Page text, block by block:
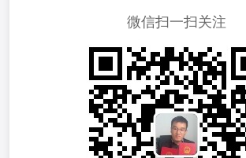
微信扫一扫关注